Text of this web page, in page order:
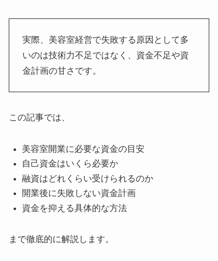
実際、美容室経営で失敗する原因として多
いのは技術力不足ではなく、資金不足や資
金計画の甘さです。
この記事では、
美容室開業に必要な資金の目安
自己資金はいくら必要か
融資はどれくらい受けられるのか
開業後に失敗しない資金計画
資金を抑える具体的な方法
まで徹底的に解説します。